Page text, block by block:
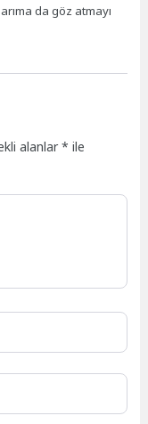
da göz atmayı
alanlar* ile